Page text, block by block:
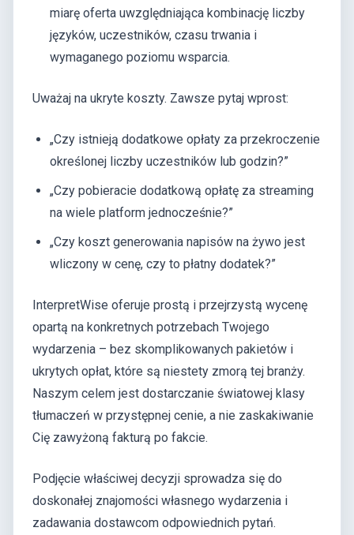
miarę oferta uwzględniająca kombinację liczby
języków, uczestników, czasu trwania i
wymaganego poziomu wsparcia.
Uważaj na ukryte koszty. Zawsze pytaj wprost:
„Czy istnieją dodatkowe opłaty za przekroczenie
określonej liczby uczestników lub godzin?”
„Czy pobieracie dodatkową opłatę za streaming
na wiele platform jednocześnie?”
„Czy koszt generowania napisów na żywo jest
wliczony w cenę, czy to płatny dodatek?”
InterpretWise oferuje prostą i przejrzystą wycenę
opartą na konkretnych potrzebach Twojego
wydarzenia – bez skomplikowanych pakietów i
ukrytych opłat, które są niestety zmorą tej branży.
Naszym celem jest dostarczanie światowej klasy
tłumaczeń w przystępnej cenie, a nie zaskakiwanie
Cię zawyżoną fakturą po fakcie.
Podjęcie właściwej decyzji sprowadza się do
doskonałej znajomości własnego wydarzenia i
zadawania dostawcom odpowiednich pytań.